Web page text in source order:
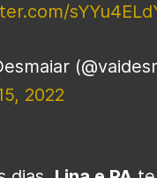
2022